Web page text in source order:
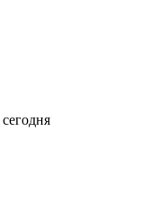
сегодня